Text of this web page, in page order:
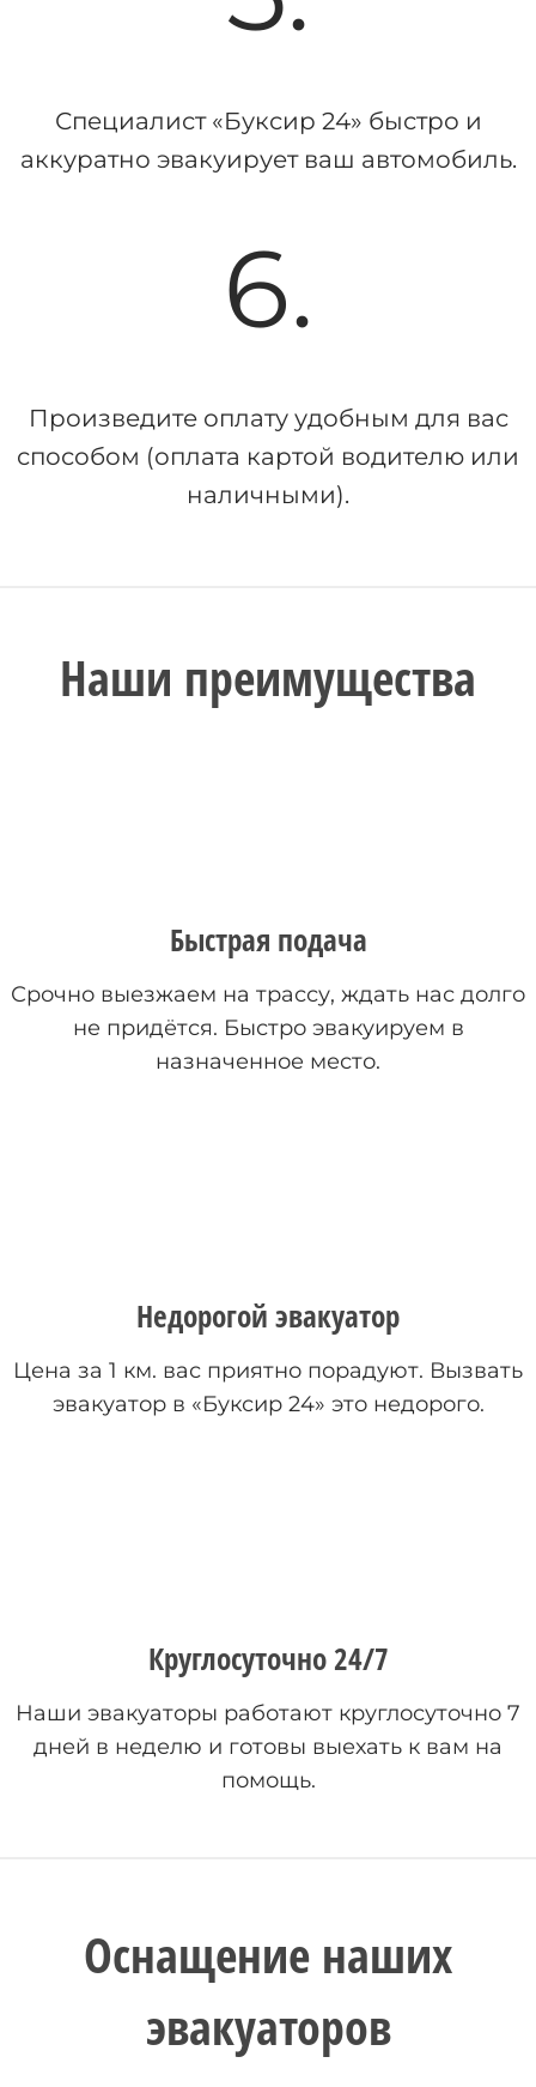
Специалист «Буксир 24» быстро и
аккуратно эвакуирует ваш автомобиль.
6.
Произведите оплату удобным для вас
способом (оплата картой водителю или
наличными).
Наши преимущества
Быстрая подача
Срочно выезжаем на трассу, ждать нас долго
не придётся. Быстро эвакуируем в
назначенное место.
Недорогой эвакуатор
Цена за 1 км. вас приятно порадуют. Вызвать
эвакуатор в «Буксир 24» это недорого.
Круглосуточно 24/7
Наши эвакуаторы работают круглосуточно 7
дней в неделю и готовы выехать к вам на
помощь.
Оснащение наших
эвакуаторов